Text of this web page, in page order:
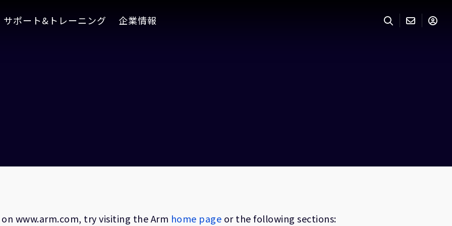
サポート&トレーニング 企業情報
www.arm.com, try visiting the Arm home page or the following sections: